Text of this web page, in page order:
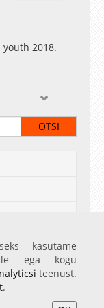
2018.
kasutame
ega kogu
teenust.
.